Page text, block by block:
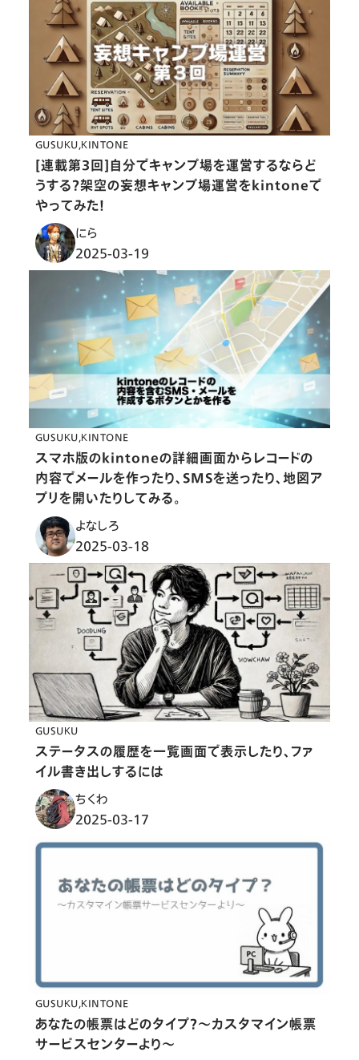
GUSUKU KINTONE
[連載第3回]自分でキャンプ場を運営するならど
うする？架空の妄想キャンプ場運営をkintoneで
やってみた！
にら
2025-03-19
GUSUKU KINTONE
スマホ版のkintoneの詳細画面からレコードの
内容でメールを作ったり、SMSを送ったり、地図ア
プリを開いたりしてみる。
よなしろ
2025-03-18
GUSUKU
ステータスの履歴を一覧画面で表示したり、ファ
イル書き出しするには
ちくわ
2025-03-17
GUSUKU KINTONE
あなたの帳票はどのタイプ？〜カスタマイン帳票
サービスセンターより〜